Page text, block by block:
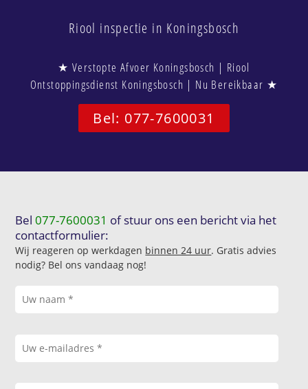
Riool inspectie in Koningsbosch
★ Verstopte Afvoer Koningsbosch | Riool
Ontstoppingsdienst Koningsbosch | Nu Bereikbaar ★
Bel: 077-7600031
Bel077-7600031 of stuur ons een bericht via het
contactformulier:
Wij reageren op werkdagen binnen 24 uur. Gratis advies
nodig? Bel ons vandaag nog!